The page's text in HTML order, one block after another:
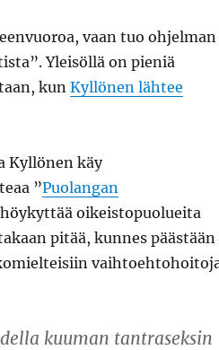
vaan tuo ohjelman
Yleisöllä on pieniä
kun Kyllönen lähtee
Kyllönen käy
”Puolangan
oikeistopuolueita
pitää, kunnes päästään
kuuman tantraseksin